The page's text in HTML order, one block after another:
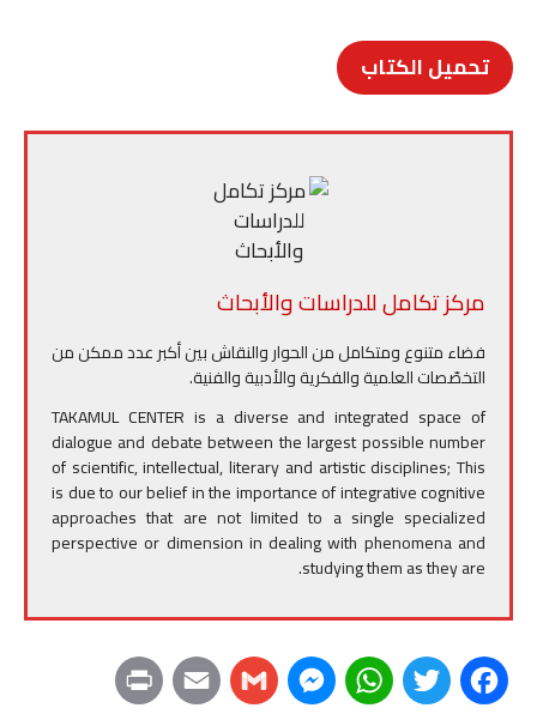
c
k
i
a
p
n
g
e
r
تحميل الكتاب
مركز تكامل للدراسات والأبحاث
فضاء متنوع ومتكامل من الحوار والنقاش بين أكبر عدد ممكن من
التخصّصات العلمية والفكرية والأدبية والفنية.
TAKAMUL CENTER is a diverse and integrated space of
dialogue and debate between the largest possible number
of scientific, intellectual, literary and artistic disciplines; This
is due to our belief in the importance of integrative cognitive
approaches that are not limited to a single specialized
perspective or dimension in dealing with phenomena and
studying them as they are.
F
T
W
M
G
E